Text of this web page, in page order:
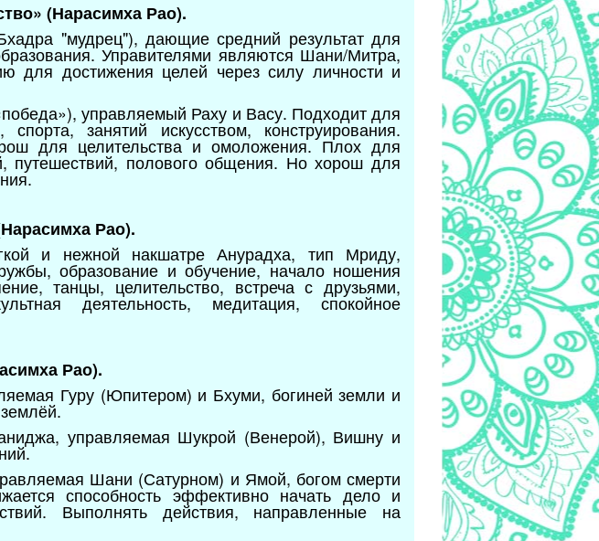
(Нарасимха Рао).
"мудрец"), дающие средний результат для
Управителями являются Шани/Митра,
для достижения целей через силу личности и
управляемый Раху и Васу. Подходит для
занятий искусством, конструирования.
для целительства и омоложения. Плох для
путешествий, полового общения. Но хорош для
Рао).
и нежной накшатре Анурадха, тип Мриду,
образование и обучение, начало ношения
танцы, целительство, встреча с друзьями,
деятельность, медитация, спокойное
Рао).
Гуру (Юпитером) и Бхуми, богиней земли и
управляемая Шукрой (Венерой), Вишну и
Шани (Сатурном) и Ямой, богом смерти
способность эффективно начать дело и
Выполнять действия, направленные на